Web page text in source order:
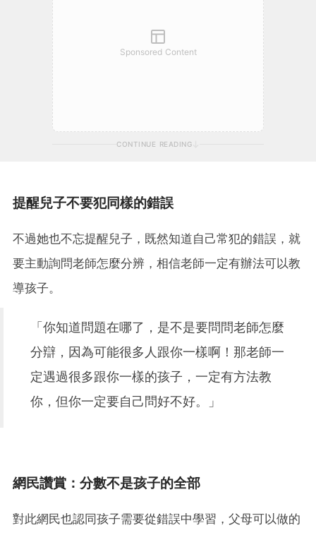
Sponsored Content
CONTINUE READING
提醒兒子不要犯同樣的錯誤
不過她也不忘提醒兒子，既然知道自己常犯的錯誤，就
要主動詢問老師怎麼分辨，相信老師一定有辦法可以教
導孩子。
「你知道問題在哪了，是不是要問問老師怎麼
分辯，因為可能很多人跟你一樣啊！那老師一
定遇過很多跟你一樣的孩子，一定有方法教
你，但你一定要自己問好不好。」
網民讚賞：分數不是孩子的全部
對此網民也認同孩子需要從錯誤中學習，父母可以做的